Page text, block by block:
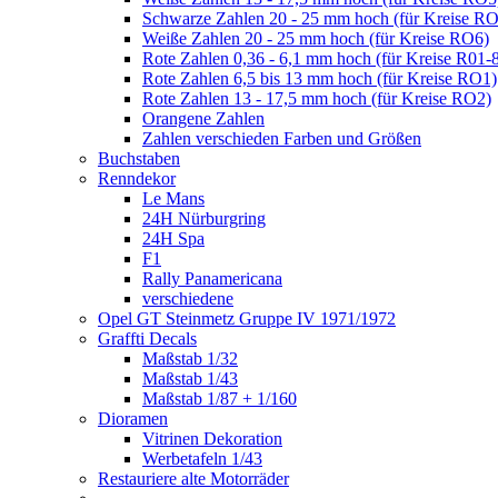
Schwarze Zahlen 20 - 25 mm hoch (für Kreise
Weiße Zahlen 20 - 25 mm hoch (für Kreise RO6)
Rote Zahlen 0,36 - 6,1 mm hoch (für Kreise R01-
Rote Zahlen 6,5 bis 13 mm hoch (für Kreise RO1)
Rote Zahlen 13 - 17,5 mm hoch (für Kreise RO2)
Orangene Zahlen
Zahlen verschieden Farben und Größen
Buchstaben
Renndekor
Le Mans
24H Nürburgring
24H Spa
F1
Rally Panamericana
verschiedene
Opel GT Steinmetz Gruppe IV 1971/1972
Graffti Decals
Maßstab 1/32
Maßstab 1/43
Maßstab 1/87 + 1/160
Dioramen
Vitrinen Dekoration
Werbetafeln 1/43
Restauriere alte Motorräder